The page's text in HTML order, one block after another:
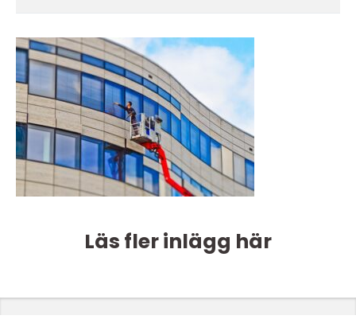
Läs fler inlägg här